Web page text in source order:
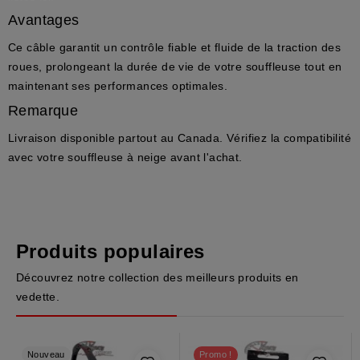
Avantages
Ce câble garantit un contrôle fiable et fluide de la traction des
roues, prolongeant la durée de vie de votre souffleuse tout en
maintenant ses performances optimales.
Remarque
Livraison disponible partout au Canada. Vérifiez la compatibilité
avec votre souffleuse à neige avant l'achat.
Produits populaires
Découvrez notre collection des meilleurs produits en
vedette.
Nouveau
Promo !